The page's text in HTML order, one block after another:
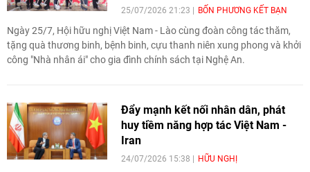
25/07/2026 21:23 BỐN PHƯƠNG KẾT BẠN
Ngày 25/7, Hội hữu nghị Việt Nam - Lào cùng đoàn công tác thăm,
tặng quà thương binh, bệnh binh, cựu thanh niên xung phong và khởi
công "Nhà nhân ái" cho gia đình chính sách tại Nghệ An.
Đẩy mạnh kết nối nhân dân, phát
huy tiềm năng hợp tác Việt Nam -
Iran
24/07/2026 15:38 HỮU NGHỊ